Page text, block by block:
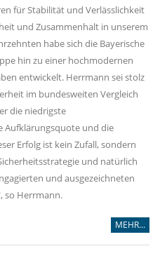
für Stabilität und Verlässlichkeit
und Zusammenhalt in unserem
habe sich die Bayerische
hin zu einer hochmodernen
entwickelt. Herrmann sei stolz
im bundesweiten Vergleich
die niedrigste
Aufklärungsquote und die
Erfolg ist kein Zufall, sondern
und natürlich
und ausgezeichneten
so Herrmann.
MEHR...